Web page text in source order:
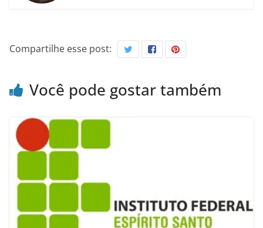
Compartilhe esse post:
Você pode gostar também